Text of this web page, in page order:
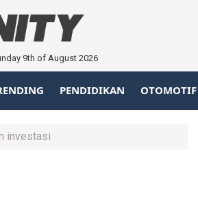
9th of August 2026
PENDIDIKAN OTOMOTIF
investasi